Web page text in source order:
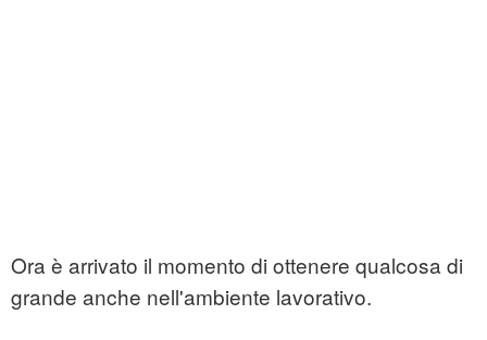
Ora è arrivato il momento di ottenere qualcosa di
grande anche nell'ambiente lavorativo.